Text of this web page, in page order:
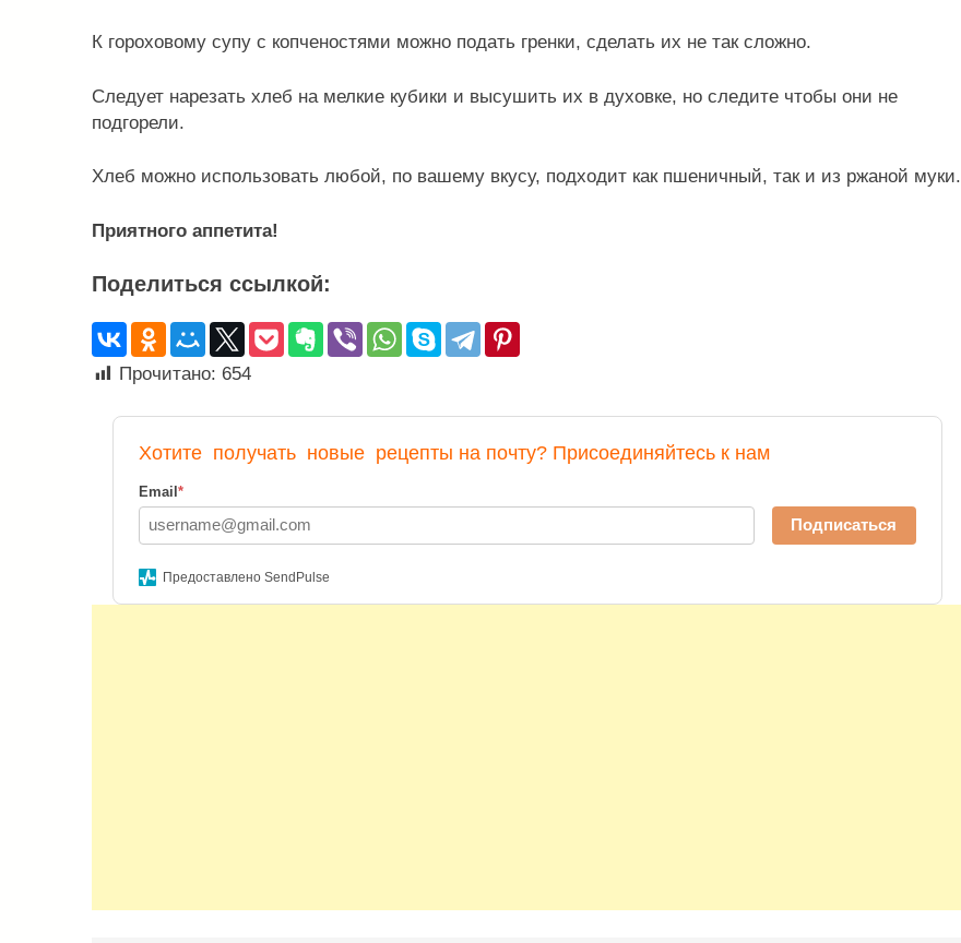
К гороховому супу с копченостями можно подать гренки, сделать их не так сложно.
Следует нарезать хлеб на мелкие кубики и высушить их в духовке, но следите чтобы они не
подгорели.
Хлеб можно использовать любой, по вашему вкусу, подходит как пшеничный, так и из ржаной муки.
Приятного аппетита!
Поделиться ссылкой:
Прочитано: 654
Хотите получать новые рецепты на почту? Присоединяйтесь к нам
Email *
Подписаться
Предоставлено SendPulse